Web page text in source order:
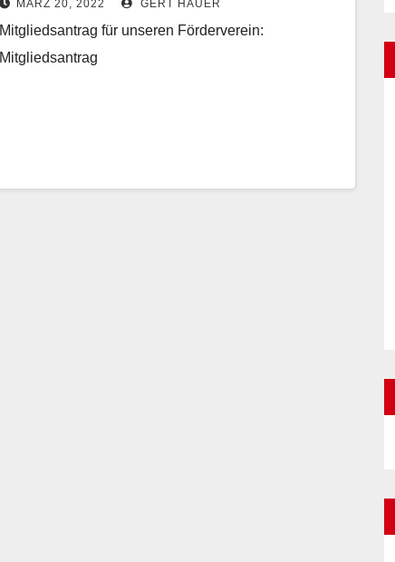
MÄRZ 20, 2022 GERT HÄUER
Mitgliedsantrag für unseren Förderverein:
Mitgliedsantrag